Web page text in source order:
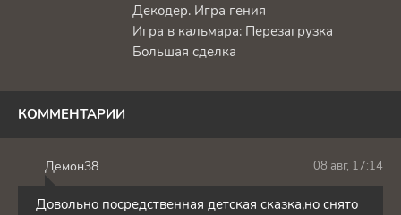
Декодер. Игра гения
Игра в кальмара: Перезагрузка
Большая сделка
КОММЕНТАРИИ
Демон38 08 авг, 17:14
Довольно посредственная детская сказка,но снято